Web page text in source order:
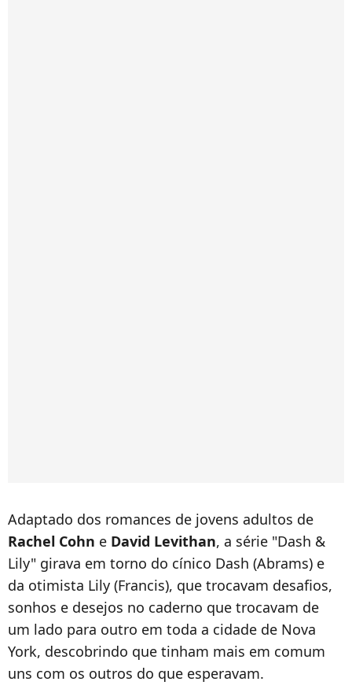
Adaptado dos romances de jovens adultos de
Rachel Cohn e David Levithan, a série "Dash &
Lily" girava em torno do cínico Dash (Abrams) e
da otimista Lily (Francis), que trocavam desafios,
sonhos e desejos no caderno que trocavam de
um lado para outro em toda a cidade de Nova
York, descobrindo que tinham mais em comum
uns com os outros do que esperavam.